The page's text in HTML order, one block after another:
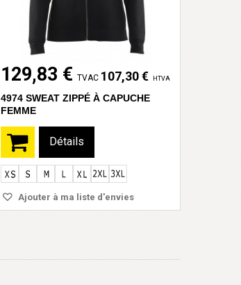
129,83 € TVAC 107,30 € HTVA
4974 SWEAT ZIPPÉ À CAPUCHE
FEMME
Détails
Ajouter à ma liste d'envies